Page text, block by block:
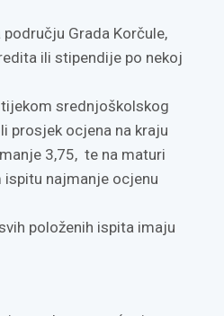
Grada Korčule,
ili stipendije po nekoj
srednjoškolskog
prosjek ocjena na kraju
3,75, te na maturi
najmanje ocjenu
položenih ispita imaju